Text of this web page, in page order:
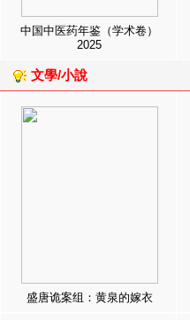
中国中医药年鉴（学术卷）
2025
文學/小說
盛唐诡案组：黄泉的嫁衣